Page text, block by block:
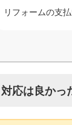
リフォームの支
対応は良かっ